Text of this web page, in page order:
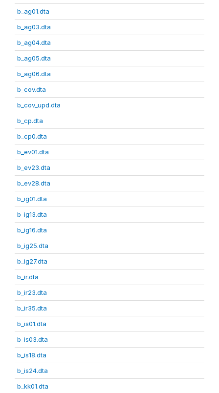
b_ag01.dta
b_ag03.dta
b_ag04.dta
b_ag05.dta
b_ag06.dta
b_cov.dta
b_cov_upd.dta
b_cp.dta
b_cp0.dta
b_ev01.dta
b_ev23.dta
b_ev28.dta
b_ig01.dta
b_ig13.dta
b_ig16.dta
b_ig25.dta
b_ig27.dta
b_ir.dta
b_ir23.dta
b_ir35.dta
b_is01.dta
b_is03.dta
b_is18.dta
b_is24.dta
b_kk01.dta